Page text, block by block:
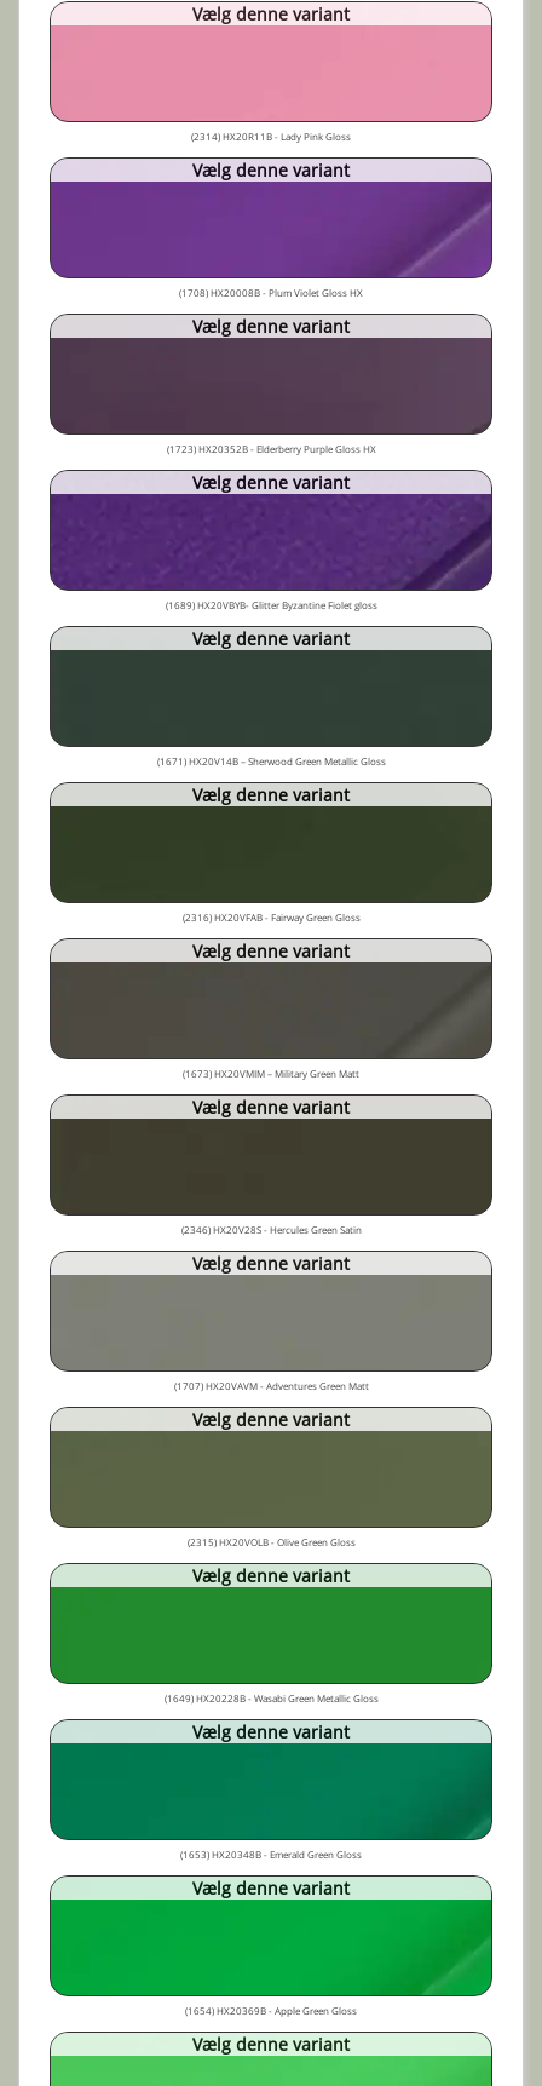
Vælg denne variant
(2314) HX20R11B - Lady Pink Gloss
Vælg denne variant
(1708) HX20008B - Plum Violet Gloss HX
Vælg denne variant
(1723) HX20352B - Elderberry Purple Gloss HX
Vælg denne variant
(1689) HX20VBYB- Glitter Byzantine Fiolet gloss
Vælg denne variant
(1671) HX20V14B – Sherwood Green Metallic Gloss
Vælg denne variant
(2316) HX20VFAB - Fairway Green Gloss
Vælg denne variant
(1673) HX20VMIM – Military Green Matt
Vælg denne variant
(2346) HX20V28S - Hercules Green Satin
Vælg denne variant
(1707) HX20VAVM - Adventures Green Matt
Vælg denne variant
(2315) HX20VOLB - Olive Green Gloss
Vælg denne variant
(1649) HX20228B - Wasabi Green Metallic Gloss
Vælg denne variant
(1653) HX20348B - Emerald Green Gloss
Vælg denne variant
(1654) HX20369B - Apple Green Gloss
Vælg denne variant